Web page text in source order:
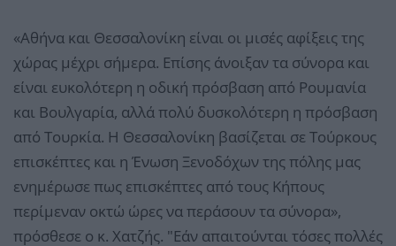
«Αθήνα και Θεσσαλονίκη είναι οι μισές αφίξεις της
χώρας μέχρι σήμερα. Επίσης άνοιξαν τα σύνορα και
είναι ευκολότερη η οδική πρόσβαση από Ρουμανία
και Βουλγαρία, αλλά πολύ δυσκολότερη η πρόσβαση
από Τουρκία. Η Θεσσαλονίκη βασίζεται σε Τούρκους
επισκέπτες και η Ένωση Ξενοδόχων της πόλης μας
ενημέρωσε πως επισκέπτες από τους Κήπους
περίμεναν οκτώ ώρες να περάσουν τα σύνορα»,
πρόσθεσε ο κ. Χατζής. "Εάν απαιτούνται τόσες πολλές